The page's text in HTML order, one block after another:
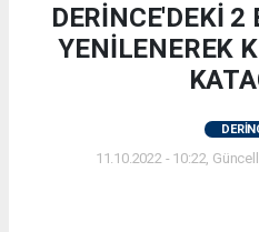
DERİNCE'DEKİ 2
YENİLENEREK
11.10.2022 - 10:22,